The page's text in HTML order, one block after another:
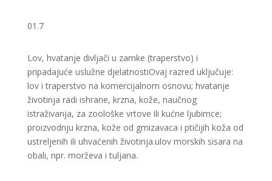
01.7
Lov, hvatanje divljači u zamke (traperstvo) i
pripadajuće uslužne djelatnosti ​Ovaj razred uključuje:
lov i traperstvo na komercijalnom osnovu; hvatanje
životinja radi ishrane, krzna, kože, naučnog
istraživanja, za zoološke vrtove ili kućne ljubimce;
proizvodnju krzna, kože od gmizavaca i ptičijih koža od
ustreljenih ili uhvaćenih životinja.​ ulov morskih sisara na
obali, npr. morževa i tuljana​.